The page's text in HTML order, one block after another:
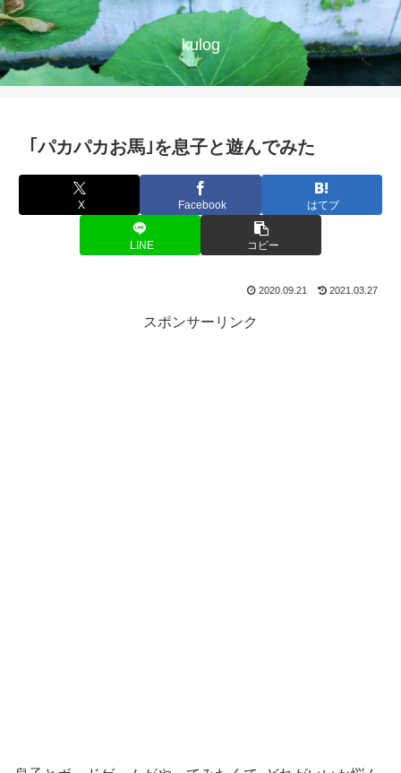
kulog
｢パカパカお馬｣を息子と遊んでみた
X Facebook はてブ
LINE コピー
2020.09.21 2021.03.27
スポンサーリンク